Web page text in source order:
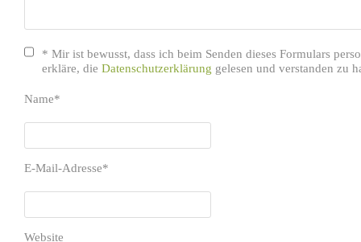
* Mir ist bewusst, dass ich beim Senden dieses Formulars
erkläre, die Datenschutzerklärung gelesen und verstanden zu
Name*
E-Mail-Adresse*
Website